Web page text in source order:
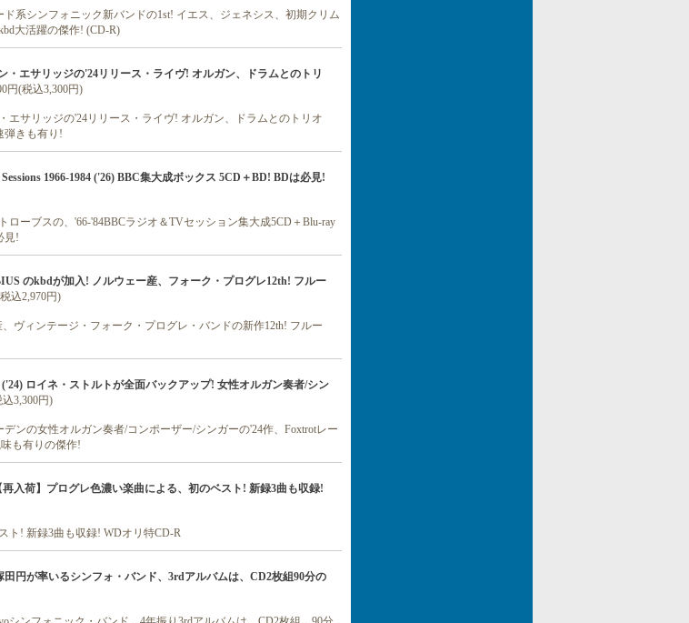
系シンフォニック新バンドの1st! イエス、ジェネシス、初期クリム
大活躍の傑作! (CD-R)
エサリッジの'24リリース・ライヴ! オルガン、ドラムとのトリ
円(税込3,300円)
エサリッジの'24リリース・ライヴ! オルガン、ドラムとのトリオ
弾きも有り!
1966-1984 ('26) BBC集大成ボックス 5CD＋BD! BDは必見!
ーブスの、'66-'84BBCラジオ＆TVセッション集大成5CD＋Blu-ray
見!
のkbdが加入! ノルウェー産、フォーク・プログレ12th! フルー
込2,970円)
ヴィンテージ・フォーク・プログレ・バンドの新作12th! フルー
ロイネ・ストルトが全面バックアップ! 女性オルガン奏者/シン
3,300円)
ンの女性オルガン奏者/コンポーザー/シンガーの'24作、Foxtrotレー
も有りの傑作!
入荷】プログレ色濃い楽曲による、初のベスト! 新録3曲も収録!
ト! 新録3曲も収録! WDオリ特CD-R
円が率いるシンフォ・バンド、3rdアルバムは、CD2枚組90分の